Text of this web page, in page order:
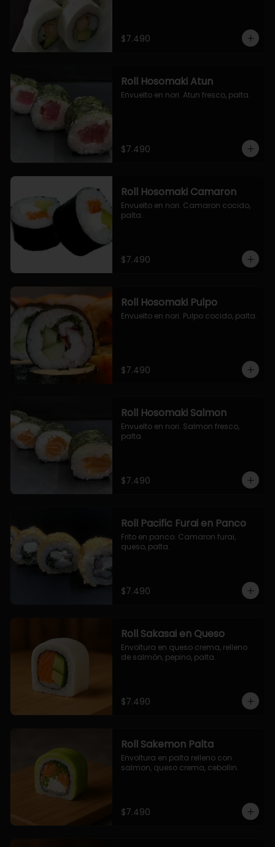
$7.490
Roll Hosomaki Atun
Envuelto en nori. Atun fresco, palta.
$7.490
Roll Hosomaki Camaron
Envuelto en nori. Camaron cocido,
palta.
$7.490
Roll Hosomaki Pulpo
Envuelto en nori. Pulpo cocido, palta.
$7.490
Roll Hosomaki Salmon
Envuelto en nori. Salmon fresco,
palta.
$7.490
Roll Pacific Furai en Panco
Frito en panco. Camaron furai,
queso, palta.
$7.490
Roll Sakasai en Queso
Envoltura en queso crema, relleno
de salmón, pepino, palta.
$7.490
Roll Sakemon Palta
Envoltura en palta relleno con
salmon, queso crema, cebollin.
$7.490